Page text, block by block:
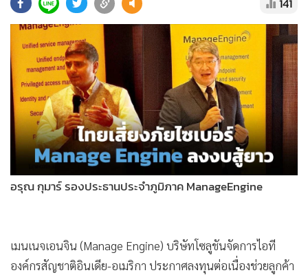
• Good health & Well-being
• Green Innovation & SD
•
Management & HR
•
MGR Live
• Infographic
• การเมือง
• ท่องเที่ยว
กีฬา
• ต่างประเทศ
Special Scoop
• จีน
• ชุมชน-คุณภาพชีวิต
อรุณ กุมาร์ รองประธานประจำภูมิภาค ManageEngine
เมนเนจเอนจิน (Manage Engine) บริษัทโซลูชันจัดการไอที
องค์กรสัญชาติอินเดีย-อเมริกา ประกาศลงทุนต่อเนื่องช่วยลูกค้า